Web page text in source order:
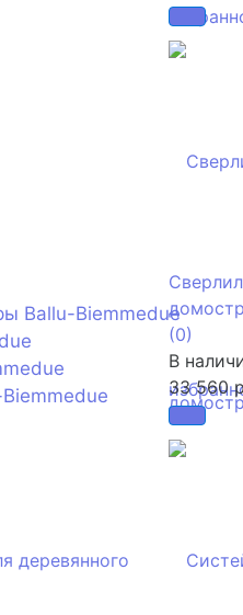
Ballu-Biemmedue
(0)
В
33 560